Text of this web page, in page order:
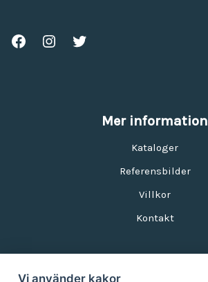
Mer information
Kataloger
Referensbilder
Villkor
Kontakt
Vi använder kakor